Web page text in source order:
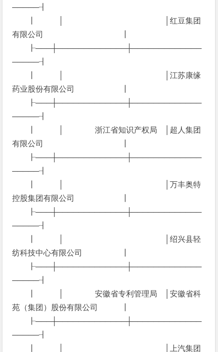
─────┨
┃ │ │红豆集团
有限公司 ┃
┠───┼─────────────┼─────────────
─────┨
┃ │ │江苏康缘
药业股份有限公司 ┃
┠───┼─────────────┼─────────────
─────┨
┃ │ 浙江省知识产权局 │超人集团
有限公司 ┃
┠───┼─────────────┼─────────────
─────┨
┃ │ │万丰奥特
控股集团有限公司 ┃
┠───┼─────────────┼─────────────
─────┨
┃ │ │绍兴县轻
纺科技中心有限公司 ┃
┠───┼─────────────┼─────────────
─────┨
┃ │ 安徽省专利管理局 │安徽省科
苑（集团）股份有限公司 ┃
┠───┼─────────────┼─────────────
─────┨
┃ │ │上汽集团